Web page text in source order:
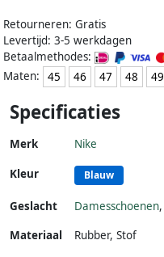
Retourneren: Gratis
Levertijd: 3-5 werkdagen
Betaalmethodes:
Maten:
45 46 47 48 49
Specificaties
Merk Nike
Kleur Blauw
Geslacht Damesschoenen,
Materiaal
Rubber, Stof